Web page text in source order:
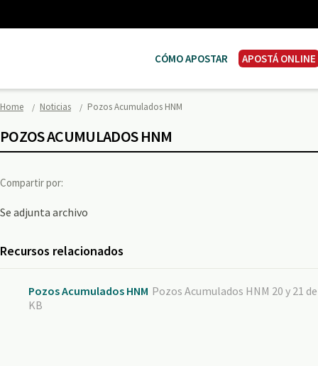
CÓMO APOSTAR APOSTÁ ONLINE
Home Noticias Pozos Acumulados HNM
POZOS ACUMULADOS HNM
Compartir por:
Se adjunta archivo
Recursos relacionados
Pozos Acumulados HNM Pozos Acumulados HNM 20 y 21
KB